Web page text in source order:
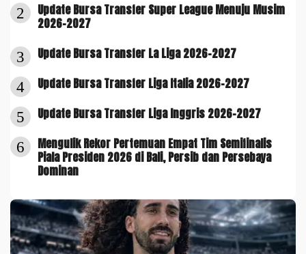
2
Update Bursa Transfer Super League Menuju Musim
2026-2027
3 Update Bursa Transfer La Liga 2026-2027
4 Update Bursa Transfer Liga Italia 2026-2027
5 Update Bursa Transfer Liga Inggris 2026-2027
6
Mengulik Rekor Pertemuan Empat Tim Semifinalis
Piala Presiden 2026 di Bali, Persib dan Persebaya
Dominan
Video